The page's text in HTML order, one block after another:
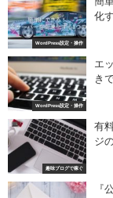
WordPress設定・操作
化
WordPress設定・操作
エ
き
趣味ブログで稼ぐ
有
ジ
『